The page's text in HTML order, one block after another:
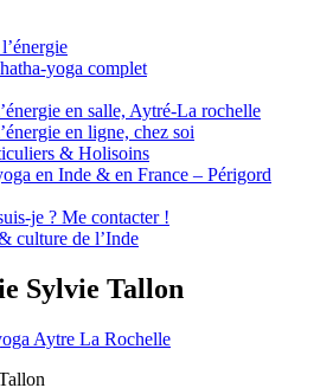
yoga complet
en salle, Aytré-La rochelle
en ligne, chez soi
& Holisoins
en Inde & en France – Périgord
je ? Me contacter !
culture de l’Inde
Sylvie Tallon